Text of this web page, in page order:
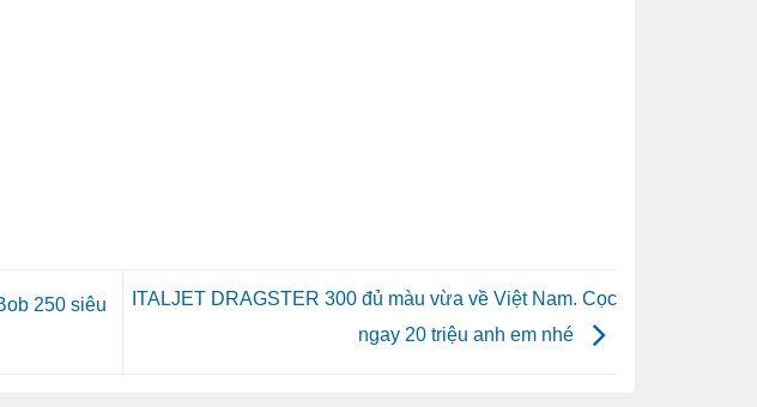
250 siêu
ITALJET DRAGSTER 300 đủ màu vừa về Việt Nam. Cọc
ngay 20 triệu anh em nhé